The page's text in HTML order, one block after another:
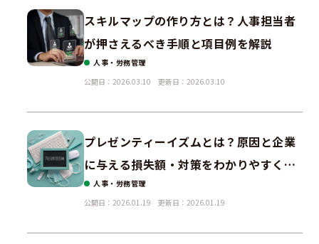
スキルマップの作り方とは？人事担当者
が押さえるべき手順と項目例を解説
人事・労務管理
公開日：2026.03.10
更新日：2026.03.10
プレゼンティーイズムとは？原因と企業
に与える損失額・対策をわかりやすく解
説人事・労務管理
公開日：2026.01.19
更新日：2026.01.19